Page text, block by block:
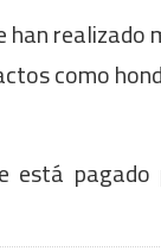
han realizado
como
está pagado